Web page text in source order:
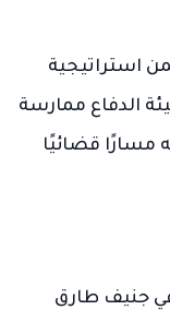
استراتيجية
الدفاع ممارسة
قضائيًا
في جنيف طارق